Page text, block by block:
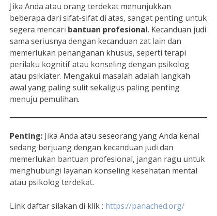
Jika Anda atau orang terdekat menunjukkan
beberapa dari sifat-sifat di atas, sangat penting untuk
segera mencari bantuan profesional. Kecanduan judi
sama seriusnya dengan kecanduan zat lain dan
memerlukan penanganan khusus, seperti terapi
perilaku kognitif atau konseling dengan psikolog
atau psikiater. Mengakui masalah adalah langkah
awal yang paling sulit sekaligus paling penting
menuju pemulihan.
Penting: Jika Anda atau seseorang yang Anda kenal
sedang berjuang dengan kecanduan judi dan
memerlukan bantuan profesional, jangan ragu untuk
menghubungi layanan konseling kesehatan mental
atau psikolog terdekat.
Link daftar silakan di klik : https://panached.org/